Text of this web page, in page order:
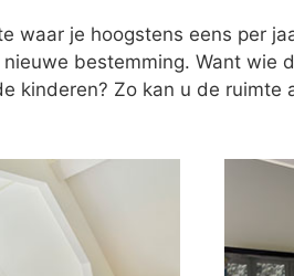
waar je hoogstens eens per
bestemming. Want wie
kinderen? Zo kan u de ruimte